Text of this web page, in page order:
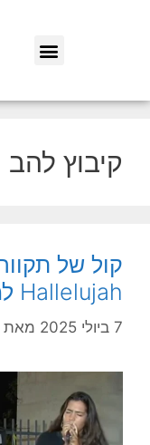
קיבוץ להב
קול של
Hallelujah למען החטופים
7 ביולי 2025 מאת